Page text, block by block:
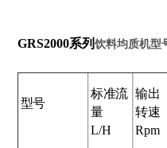
GRS2000系列饮料均质机型
型号
标准流
量
L/H
输出
转速
Rpm